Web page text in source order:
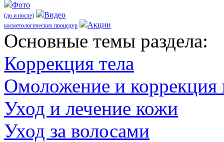
Фото
(до и после) Видео
косметологических процедур Акции
Оcновные темы раздела:
Коррекция тела
Омоложение и коррекция
Уход и лечение кожи
Уход за волосами